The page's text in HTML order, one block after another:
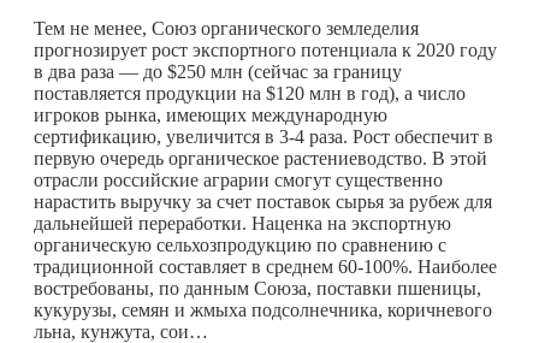
Тем не менее, Союз органического земледелия
прогнозирует рост экспортного потенциала к 2020 году
в два раза — до $250 млн (сейчас за границу
поставляется продукции на $120 млн в год), а число
игроков рынка, имеющих международную
сертификацию, увеличится в 3-4 раза. Рост обеспечит в
первую очередь органическое растениеводство. В этой
отрасли российские аграрии смогут существенно
нарастить выручку за счет поставок сырья за рубеж для
дальнейшей переработки. Наценка на экспортную
органическую сельхозпродукцию по сравнению с
традиционной составляет в среднем 60-100%. Наиболее
востребованы, по данным Союза, поставки пшеницы,
кукурузы, семян и жмыха подсолнечника, коричневого
льна, кунжута, сои…